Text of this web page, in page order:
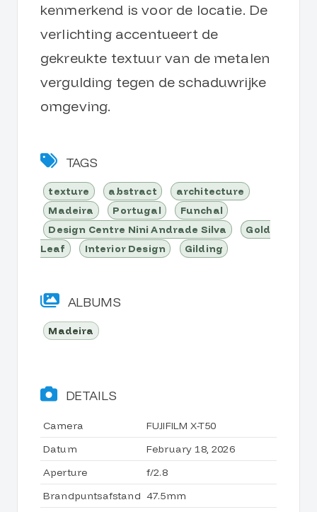
kenmerkend is voor de locatie. De
verlichting accentueert de
gekreukte textuur van de metalen
vergulding tegen de schaduwrijke
omgeving.
TAGS
texture abstract
architecture
Madeira
Portugal
Funchal
Design Centre Nini Andrade Silva
Gold
Leaf
Interior Design Gilding
ALBUMS
Madeira
DETAILS
Camera
FUJIFILM X-T50
Datum
February 18, 2026
Aperture
f/2.8
Brandpuntsafstand 47.5mm